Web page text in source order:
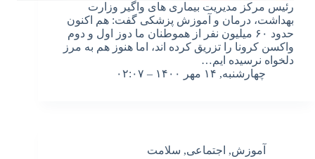
رئیس مرکز مدیریت بیماری های واگیر وزارت
بهداشت، درمان و آموزش پزشکی گفت: هم اکنون
حدود ۶۰ میلیون نفر از هموطنان ما دوز اول و دوم
واکسن کرونا را تزریق کرده اند، اما هنوز هم به مرز
دلخواه نرسیده ایم…
چهارشنبه, ۱۴ مهر ۱۴۰۰ – ۰۲:۰۷
آموزش, اجتماعی, سلامت